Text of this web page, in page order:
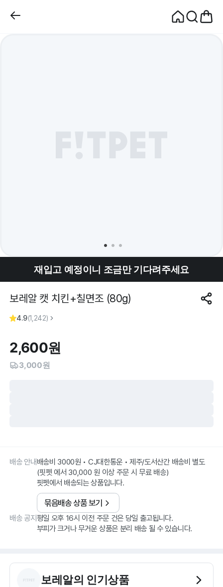
재입고 예정이니 조금만 기다려주세요
보레알 캣 치킨+칠면조 (80g)
4.9(1,242)
2,600원
3,000원
배송 안내배송비 3000원 • CJ대한통운 • 제주/도서산간 배송비 별도
(핏펫 에서 30,000 원 이상 주문 시 무료 배송)
핏펫에서 배송되는 상품입니다.
묶음배송 상품 보기
배송 공지평일 오후 16시 이전 주문 건은 당일 출고됩니다.
부피가 크거나 무거운 상품은 분리 배송 될 수 있습니다.
보레알의 인기상품